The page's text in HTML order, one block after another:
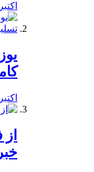
اکتبر 15, 2019
اکتبر 12, 2019